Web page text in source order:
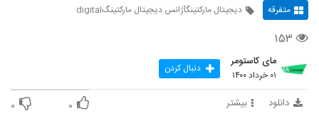
متفرقه دیجیتال مارکتینگآژانس دیجیتال مارکتینگdigital
۱۵۳
مای کاستومر
۰۱ خرداد ۱۴۰۰ دنبال کردن
دانلود بیشتر ۰ ۰